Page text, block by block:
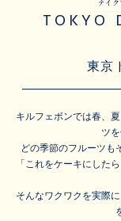
TOKYO
東京
キルフェボンでは春、
ツ
どの季節のフルーツも
「これをケーキにした
そんなワクワクを実際